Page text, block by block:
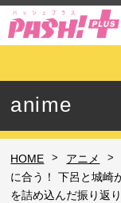
anime
HOME > アニメ >
に合う！ 下呂と城崎
を詰め込んだ振り返